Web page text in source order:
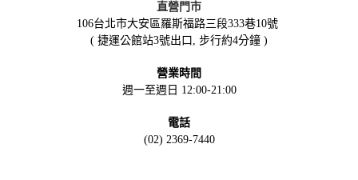
直營門市
106台北市大安區羅斯福路三段333巷10號
( 捷運公館站3號出口, 步行約4分鐘 )
營業時間
週一至週日 12:00-21:00
電話
(02) 2369-7440